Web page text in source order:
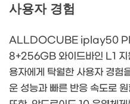
사용자 경험
ALLDOCUBE iplay50
8+256GB 와이드바인 L1 지
용자에게 탁월한 사용자 경험
운 성능과 빠른 반응 속도로